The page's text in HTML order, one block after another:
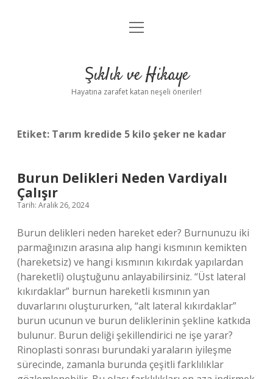
Anasayfa
Yasal Uyarı
menüyü
Şıklık ve Hikaye
Hayatına zarafet katan neşeli öneriler!
Etiket: Tarım kredide 5 kilo şeker ne kadar
Burun Delikleri Neden Vardiyalı
Çalışır
Tarih: Aralık 26, 2024
Burun delikleri neden hareket eder? Burnunuzu iki
parmağınızın arasına alıp hangi kısmının kemikten
(hareketsiz) ve hangi kısmının kıkırdak yapılardan
(hareketli) oluştuğunu anlayabilirsiniz. “Üst lateral
kıkırdaklar” burnun hareketli kısmının yan
duvarlarını oluştururken, “alt lateral kıkırdaklar”
burun ucunun ve burun deliklerinin şekline katkıda
bulunur. Burun deliği şekillendirici ne işe yarar?
Rinoplasti sonrası burundaki yaraların iyileşme
sürecinde, zamanla burunda çeşitli farklılıklar